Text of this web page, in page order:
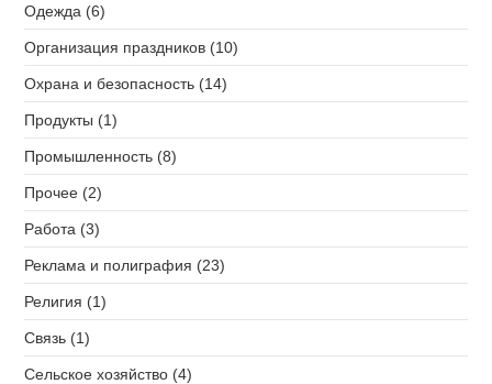
Одежда (6)
Организация праздников (10)
Охрана и безопасность (14)
Продукты (1)
Промышленность (8)
Прочее (2)
Работа (3)
Реклама и полиграфия (23)
Религия (1)
Связь (1)
Сельское хозяйство (4)